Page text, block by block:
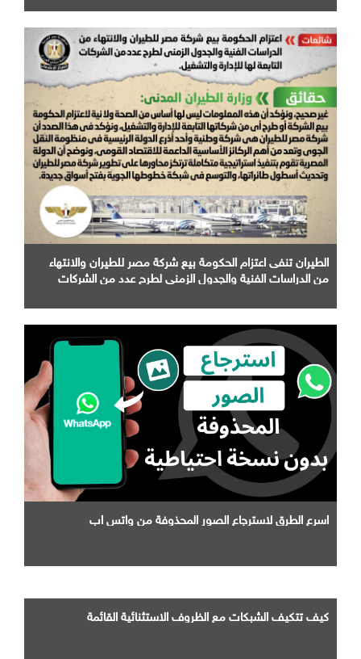
الطيران تنفى اعتزام الحكومة بيع شركة مصر للطيران والانتهاء
من الدراسات الفنية والجدول الزمني لطرح عدد من الشركات
اسرع الطرق لاسترجاع الصور المحذوفة من واتس اب
كيف تتكيف الشبكات مع الظروف الاستثنائية القائمة